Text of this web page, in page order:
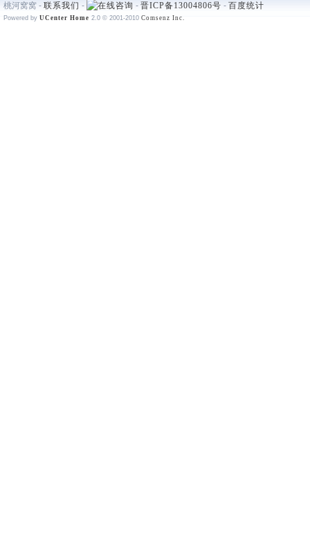
桃河窝窝 - 联系我们 - - 晋ICP备13004806号 - 百度统计
Powered by UCenter Home 2.0 © 2001-2010 Comsenz Inc.